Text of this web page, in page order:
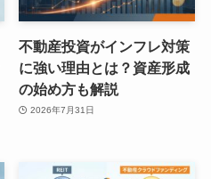
不動産投資がインフレ対策
に強い理由とは？資産形成
の始め方も解説
2026年7月31日